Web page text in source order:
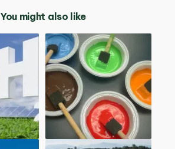
You might also like